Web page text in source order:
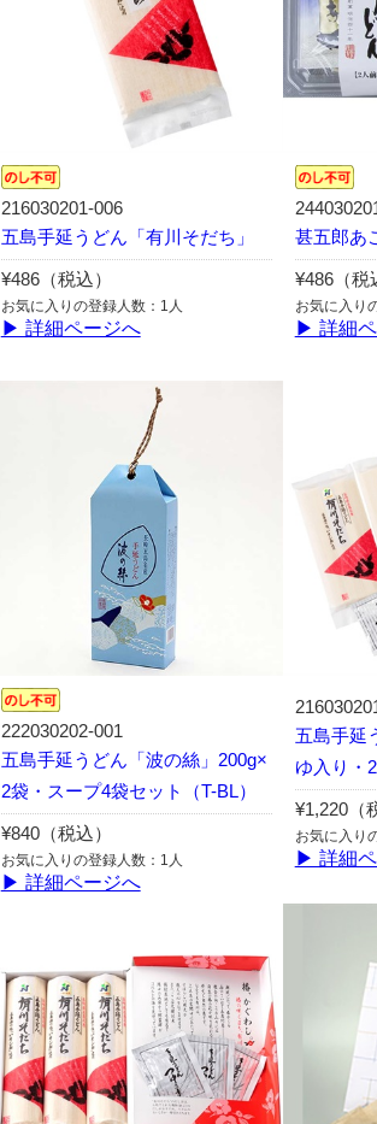
216030201-006
五島手延うどん「有川そだち」
¥486（税込）
お気に入りの登録人数：1人
▶ 詳細ページへ
甚五郎あ
¥486（税
お気に入り
▶ 詳細
222030202-001
五島手延うどん「波の絲」200g×
2袋・スープ4袋セット（T-BL）
¥840（税込）
お気に入りの登録人数：1人
▶ 詳細ページへ
五島手延
ゆ入り・
¥1,220（
お気に入り
▶ 詳細